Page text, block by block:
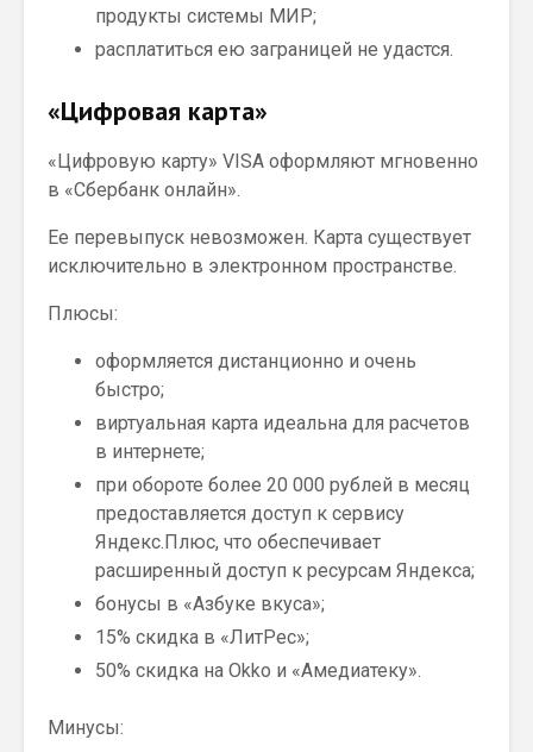
продукты системы МИР;
расплатиться ею заграницей не удастся.
«Цифровая карта»
«Цифровую карту» VISA оформляют мгновенно
в «Сбербанк онлайн».
Ее перевыпуск невозможен. Карта существует
исключительно в электронном пространстве.
Плюсы:
оформляется дистанционно и очень
быстро;
виртуальная карта идеальна для расчетов
в интернете;
при обороте более 20 000 рублей в месяц
предоставляется доступ к сервису
Яндекс.Плюс, что обеспечивает
расширенный доступ к ресурсам Яндекса;
бонусы в «Азбуке вкуса»;
15% скидка в «ЛитРес»;
50% скидка на Okko и «Амедиатеку».
Минусы: